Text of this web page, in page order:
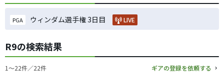
PGA ウィンダム選手権 3日目 LIVE
R9の検索結果
1〜22件／22件 ギアの登録を依頼する